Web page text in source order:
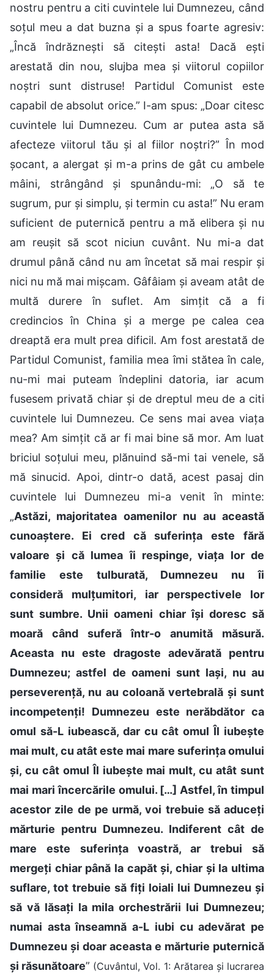
nostru pentru a citi cuvintele lui Dumnezeu, când
soțul meu a dat buzna și a spus foarte agresiv:
„Încă îndrăznești să citești asta! Dacă ești
arestată din nou, slujba mea și viitorul copiilor
noștri sunt distruse! Partidul Comunist este
capabil de absolut orice.” I-am spus: „Doar citesc
cuvintele lui Dumnezeu. Cum ar putea asta să
afecteze viitorul tău și al fiilor noștri?” În mod
șocant, a alergat și m-a prins de gât cu ambele
mâini, strângând și spunându-mi: „O să te
sugrum, pur și simplu, și termin cu asta!” Nu eram
suficient de puternică pentru a mă elibera și nu
am reușit să scot niciun cuvânt. Nu mi-a dat
drumul până când nu am încetat să mai respir și
nici nu mă mai mișcam. Gâfâiam și aveam atât de
multă durere în suflet. Am simțit că a fi
credincios în China și a merge pe calea cea
dreaptă era mult prea dificil. Am fost arestată de
Partidul Comunist, familia mea îmi stătea în cale,
nu-mi mai puteam îndeplini datoria, iar acum
fusesem privată chiar și de dreptul meu de a citi
cuvintele lui Dumnezeu. Ce sens mai avea viața
mea? Am simțit că ar fi mai bine să mor. Am luat
briciul soțului meu, plănuind să-mi tai venele, să
mă sinucid. Apoi, dintr-o dată, acest pasaj din
cuvintele lui Dumnezeu mi-a venit în minte:
„Astăzi, majoritatea oamenilor nu au această
cunoaștere. Ei cred că suferința este fără
valoare și că lumea îi respinge, viața lor de
familie este tulburată, Dumnezeu nu îi
consideră mulțumitori, iar perspectivele lor
sunt sumbre. Unii oameni chiar își doresc să
moară când suferă într-o anumită măsură.
Aceasta nu este dragoste adevărată pentru
Dumnezeu; astfel de oameni sunt lași, nu au
perseverență, nu au coloană vertebrală și sunt
incompetenți! Dumnezeu este nerăbdător ca
omul să-L iubească, dar cu cât omul Îl iubește
mai mult, cu atât este mai mare suferința omului
și, cu cât omul Îl iubește mai mult, cu atât sunt
mai mari încercările omului. […] Astfel, în timpul
acestor zile de pe urmă, voi trebuie să aduceți
mărturie pentru Dumnezeu. Indiferent cât de
mare este suferința voastră, ar trebui să
mergeți chiar până la capăt și, chiar și la ultima
suflare, tot trebuie să fiți loiali lui Dumnezeu și
să vă lăsați la mila orchestrării lui Dumnezeu;
numai asta înseamnă a-L iubi cu adevărat pe
Dumnezeu și doar aceasta e mărturie puternică
și răsunătoare” (Cuvântul, Vol. 1: Arătarea și lucrarea